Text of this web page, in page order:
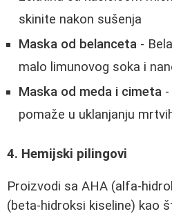
skinite nakon sušenja
Maska od belanceta -
malo limunovog soka i
Maska od meda i cimeta
pomaže u uklanjanju
4. Hemijski pilingovi
Proizvodi sa AHA (alfa-
(beta-hidroksi kiseline) kao